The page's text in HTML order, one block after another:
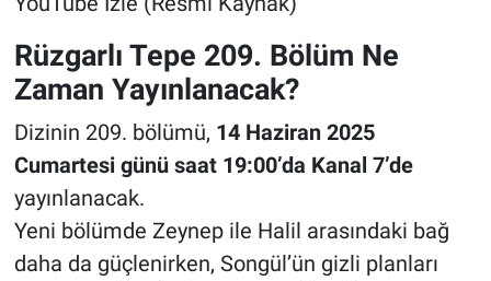
Rüzgarlı Tepe 209. Bölüm Ne
Zaman Yayınlanacak?
Dizinin 209. bölümü, 14 Haziran 2025
Cumartesi günü saat 19:00’da Kanal 7’de
yayınlanacak.
Yeni bölümde Zeynep ile Halil arasındaki bağ
daha da güçlenirken, Songül’ün gizli planları